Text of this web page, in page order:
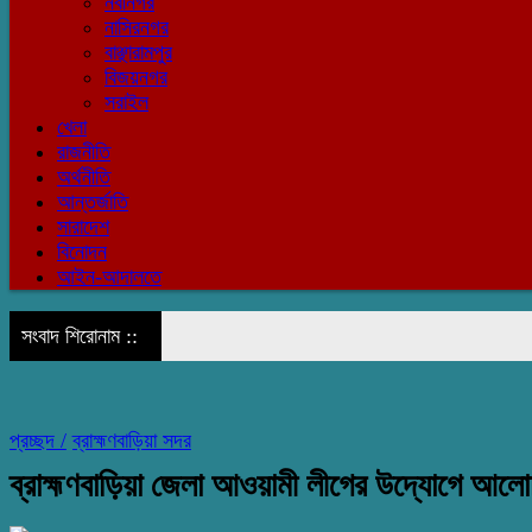
নাসিরনগর
বাঞ্ছারামপুর
বিজয়নগর
সরাইল
খেলা
রাজনীতি
অর্থনীতি
আন্তর্জাতি
সারাদেশ
বিনোদন
আইন-আদালতে
সংবাদ শিরোনাম ::
প্রচ্ছদ / ব্রাহ্মণবাড়িয়া সদর
ব্রাহ্মণবাড়িয়া জেলা আওয়ামী লীগের উদ্যোগে